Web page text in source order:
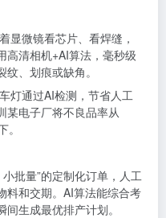
显微镜看芯片、看焊缝，
高清相机+AI算法，毫秒级
、划痕或缺角。
灯通过AI检测，节省人工
某电子厂将不良品率从
。
批量”的定制化订单，人工
料和交期。AI算法能综合考
生成最优排产计划。